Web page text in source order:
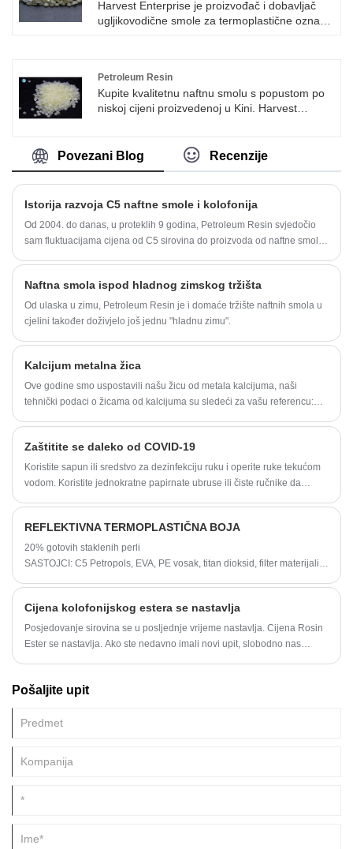
Harvest Enterprise je proizvođač i dobavljač
ugljikovodične smole za termoplastične oznake
dobre mješljivosti, niske tačke topljenja,
otpornosti na vodu, otpornosti na etanol i
hemikalija, može se široko koristiti u mnogim
Petroleum Resin
Kupite kvalitetnu naftnu smolu s popustom po
niskoj cijeni proizvedenoj u Kini. Harvest
1. Za naftnu smolu možemo vas opskrbiti sa
C5 naftnom smolom, C9 naftnom smolom,
C5C9 kopolimeriziranom naftnom
smolomï¼Hidrogeniranom naftnom smolom
2. Ako nas odaberete, možemo preporučiti
odgovarajuću smolu za vas.
3. Boja naših proizvoda je od boje 0 do boje
18.
kvaliteta je najbolja za vas.
Jednom riječju, Havest Resin je najprikladniji
za vas.
Povezani Blog Recenzije
Istorija razvoja C5 naftne smole i kolofonija
Od 2004. do danas, u proteklih 9 godina, Petroleum Resin svjedočio
sam fluktuacijama cijena od C5 sirovina do proizvoda od naftne smole.
Naftna smola ispod hladnog zimskog tržišta
Od ulaska u zimu, Petroleum Resin je i domaće tržište naftnih smola u
cjelini također doživjelo još jednu "hladnu zimu".
Kalcijum metalna žica
Ove godine smo uspostavili našu žicu od metala kalcijuma, naši
tehnički podaci o žicama od kalcijuma su sledeći za vašu referencu:
Žica od kalcijumske šipke bez trake
Zaštitite se daleko od COVID-19
Koristite sapun ili sredstvo za dezinfekciju ruku i operite ruke tekućom
vodom. Koristite jednokratne papirnate ubruse ili čiste ručnike da
REFLEKTIVNA TERMOPLASTIČNA BOJA
20% gotovih staklenih perli
SASTOJCI: C5 Petropols, EVA, PE vosak, titan dioksid, filter materijali
Cijena kolofonijskog estera se nastavlja
Posjedovanje sirovina se u posljednje vrijeme nastavlja. Cijena Rosin
Ester se nastavlja. Ako ste nedavno imali novi upit, slobodno nas
Pošaljite upit